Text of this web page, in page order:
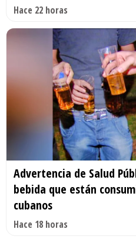
Hace 22 horas
Advertencia de Salud
bebida que están
cubanos
Hace 18 horas